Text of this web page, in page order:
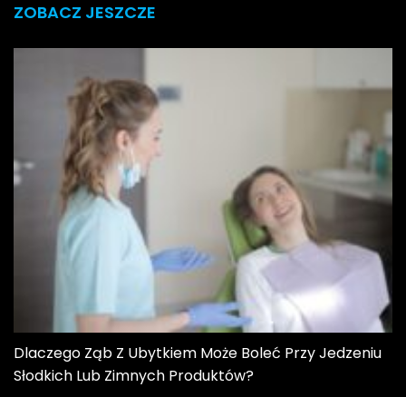
ZOBACZ JESZCZE
Dlaczego Ząb Z Ubytkiem Może Boleć Przy Jedzeniu
Słodkich Lub Zimnych Produktów?